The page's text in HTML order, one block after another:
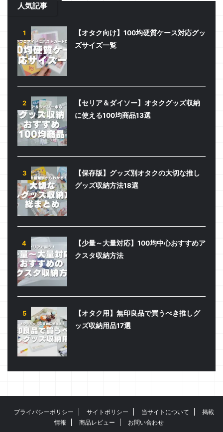
人気記事
1
【オタク向け】100均硬質ケース対応グッ
ズサイズ一覧
2
【セリア＆ダイソー】オタクグッズ収納
に使える100均商品13選
3
【保存版】グッズ別オタクの大切な推し
グッズ収納方法18選
4
【少量～大量対応】100均中心おすすめア
クスタ収納方法
5
【オタク用】無印良品で買うべき推しグ
ッズ収納用品17選
プライバシーポリシー サイトポリシー 当サイトについて
掲載
情報
商品レビュー お問い合わせ